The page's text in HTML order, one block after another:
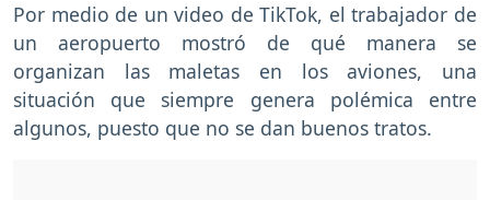
Por medio de un video de TikTok, el trabajador de
un aeropuerto mostró de qué manera se
organizan las maletas en los aviones, una
situación que siempre genera polémica entre
algunos, puesto que no se dan buenos tratos.